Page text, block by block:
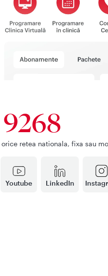
Youtube LinkedIn
retea nationala, fixa sau